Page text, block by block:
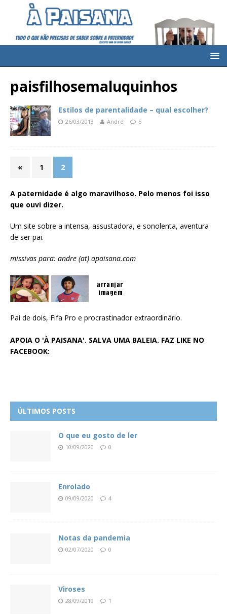
paisfilhosemaluquinhos
Estilos de parentalidade – qual escolher?
26/03/2013 André 5
« 1 2
A paternidade é algo maravilhoso. Pelo menos foi isso
que ouvi dizer.
Um site sobre a intensa, assustadora, e sonolenta, aventura
de ser pai.
missivas para: andre (at) apaisana.com
Pai de dois, Fifa Pro e procrastinador extraordinário.
APOIA O 'À PAISANA'. SALVA UMA BALEIA. FAZ LIKE NO
FACEBOOK:
ÚLTIMOS POSTS
O que eu gosto de ler
10/09/2020 0
Enrolado
09/09/2020 4
Notas da pandemia
02/07/2020 0
Viroses
28/09/2019 1